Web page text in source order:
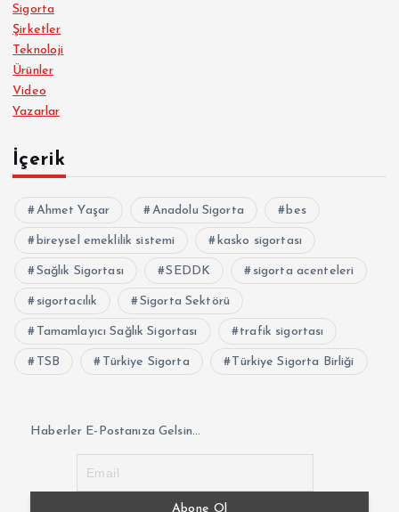
Sigorta
Şirketler
Teknoloji
Ürünler
Video
Yazarlar
İçerik
Ahmet Yaşar Anadolu Sigorta bes
bireysel emeklilik sistemi kasko sigortası
Sağlık Sigortası SEDDK sigorta acenteleri
sigortacılık Sigorta Sektörü
Tamamlayıcı Sağlık Sigortası trafik sigortası
TSB Türkiye Sigorta Türkiye Sigorta Birliği
Haberler E-Postanıza Gelsin...